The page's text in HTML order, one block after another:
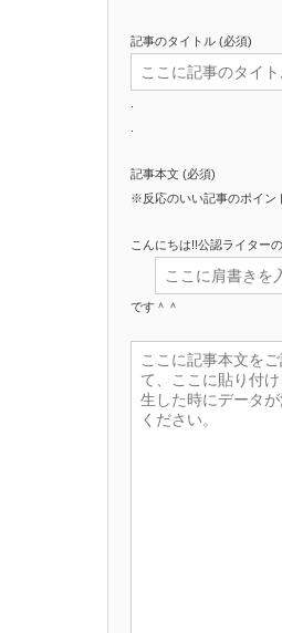
記事のタイトル (必須)
記事本文 (必須)
※反応のいい記事のポイン
こんにちは!!公認ライターの
です＾＾